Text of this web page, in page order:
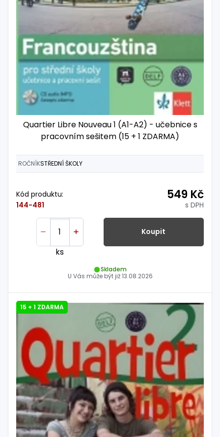
Quartier Libre Nouveau 1 (A1-A2) - učebnice s
pracovním sešitem (15 + 1 ZDARMA)
ROČNÍKSTŘEDNÍ ŠKOLY
Kód produktu:
144-481
549 Kč
s DPH
ks
Koupit
Skladem
U Vás může být již13.08.2026
15 + 1 ZDARMA